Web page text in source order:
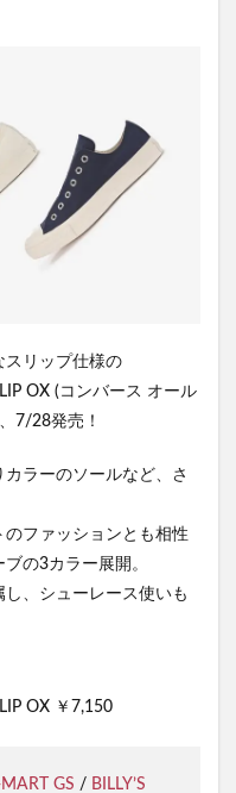
スリップ仕様の
OX (コンバース オール
7/28発売！
ラーのソールなど、さ
のファッションとも相性
の3カラー展開。
、シューレース使いも
OX ￥7,150
GS / BILLY’S